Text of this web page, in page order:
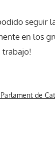
seguir
en los
trabajo!
de